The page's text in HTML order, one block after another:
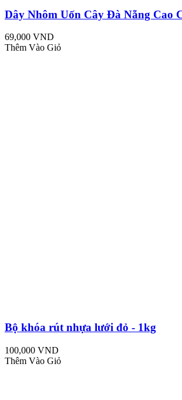
Dây Nhôm Uốn Cây Đà Nẵng Cao
69,000 VND
Thêm Vào Giỏ
Bộ khóa rút nhựa lưới đỏ - 1kg
100,000 VND
Thêm Vào Giỏ